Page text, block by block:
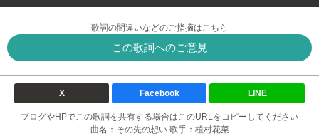
歌詞の間違いなどのご指摘はこちら
この歌詞へのご意見
X Facebook LINE
ブログやHPでこの歌詞を共有する場合はこのURLをコピーしてください
曲名：その先の想い 歌手：植村花菜